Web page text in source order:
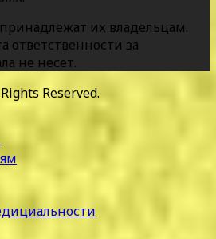
их владельцам.
ответственности за
не несет.
Reserved.